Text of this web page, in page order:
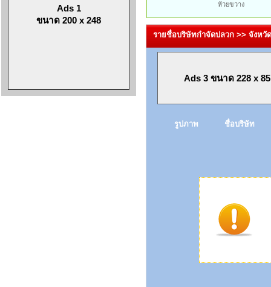
Ads 1
ขนาด 200 x 248
ห้วยขวาง
รายชื่อบริษัทกำจัดปลวก >> จังหวั
Ads 3 ขนาด 228 x 85
รูปภาพ ชื่อบริษัท